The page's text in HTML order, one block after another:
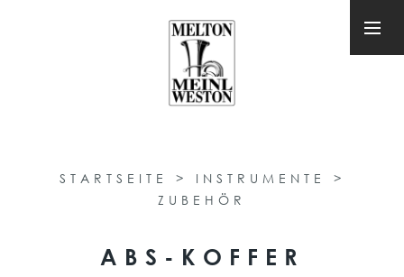
STARTSEITE > INSTRUMENTE
>
ZUBEHÖR
ABS-KOFFER